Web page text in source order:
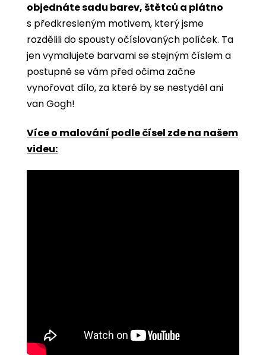
objednáte sadu barev, štětců a plátno
s předkresleným motivem, který jsme
rozdělili do spousty očíslovaných políček. Ta
jen vymalujete barvami se stejným číslem a
postupně se vám před očima začne
vynořovat dílo, za které by se nestyděl ani
van Gogh!
Více o malování podle čísel zde na našem
videu: